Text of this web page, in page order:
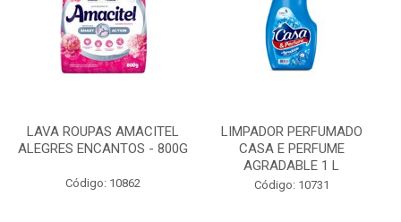
LAVA ROUPAS AMACITEL
ALEGRES ENCANTOS - 800G
Código: 10862
LIMPADOR PERFUMADO
CASA E PERFUME
AGRADABLE 1 L
Código: 10731